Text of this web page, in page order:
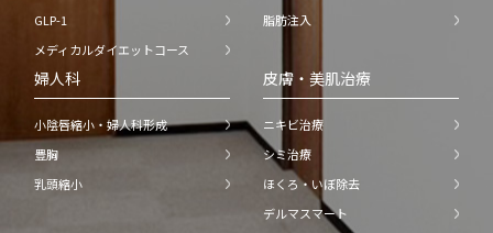
GLP-1
メディカルダイエットコース
脂肪注入
婦人科
小陰唇縮小・婦人科形成
豊胸
乳頭縮小
皮膚・美肌治療
ニキビ治療
シミ治療
ほくろ・いぼ除去
デルマスマート